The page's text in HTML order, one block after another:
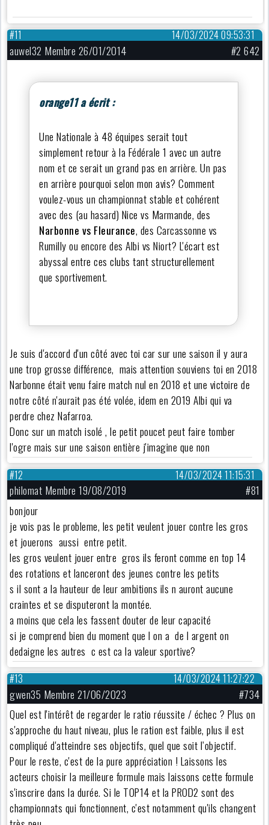
14/03/2024 09:53:31
#11
auwel32 Membre 26/01/2014 #2 642
orange11 a écrit :
Une Nationale à 48 équipes serait tout
simplement retour à la Fédérale 1 avec un autre
nom et ce serait un grand pas en arrière. Un pas
en arrière pourquoi selon mon avis? Comment
voulez-vous un championnat stable et cohérent
avec des (au hasard) Nice vs Marmande, des
Narbonne vs Fleurance, des Carcassonne vs
Rumilly ou encore des Albi vs Niort? L'écart est
abyssal entre ces clubs tant structurellement
que sportivement.
Je suis d'accord d'un côté avec toi car sur une saison il y aura
une trop grosse différence, mais attention souviens toi en 2018
Narbonne était venu faire match nul en 2018 et une victoire de
notre côté n'aurait pas été volée, idem en 2019 Albi qui va
perdre chez Nafarroa.
Donc sur un match isolé , le petit poucet peut faire tomber
l'ogre mais sur une saison entière j'imagine que non
14/03/2024 11:15:31
#12
philomat Membre 19/08/2019
#81
bonjour
je vois pas le probleme, les petit veulent jouer contre les gros
et jouerons aussi entre petit.
les gros veulent jouer entre gros ils feront comme en top 14
des rotations et lanceront des jeunes contre les petits
s il sont a la hauteur de leur ambitions ils n auront aucune
craintes et se disputeront la montée.
a moins que cela les fassent douter de leur capacité
si je comprend bien du moment que l on a de l argent on
dedaigne les autres c est ca la valeur sportive?
14/03/2024 11:27:22
#13
gwen35 Membre 21/06/2023
#734
Quel est l'intérêt de regarder le ratio réussite / échec ? Plus on
s'approche du haut niveau, plus le ration est faible, plus il est
compliqué d'atteindre ses objectifs, quel que soit l’objectif.
Pour le reste, c'est de la pure appréciation ! Laissons les
acteurs choisir la meilleure formule mais laissons cette formule
s'inscrire dans la durée. Si le TOP14 et la PROD2 sont des
championnats qui fonctionnent, c'est notamment qu'ils changent